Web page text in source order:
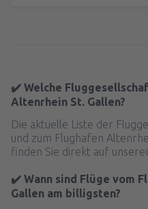
✔️ Welche
Altenrhein St. Gallen?
Die aktuelle Liste der
und zum Flughafen
finden Sie direkt auf
✔️ Wann sind Flüge vom
Gallen am billigsten?